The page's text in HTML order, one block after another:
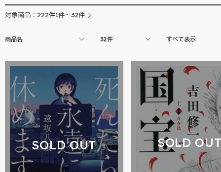
対象商品： 222件1件～32件
商品名 32件 すべて表示
SOLD OUT SOLD